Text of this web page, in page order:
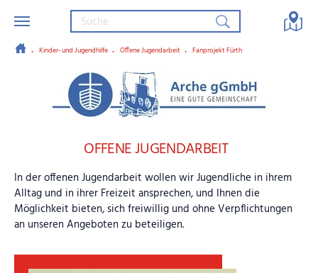
Kinder- und Jugendhilfe Offene Jugendarbeit Fanprojekt Fürth
OFFENE JUGENDARBEIT
In der offenen Jugendarbeit wollen wir Jugendliche in ihrem
Alltag und in ihrer Freizeit ansprechen, und Ihnen die
Möglichkeit bieten, sich freiwillig und ohne Verpflichtungen
an unseren Angeboten zu beteiligen.